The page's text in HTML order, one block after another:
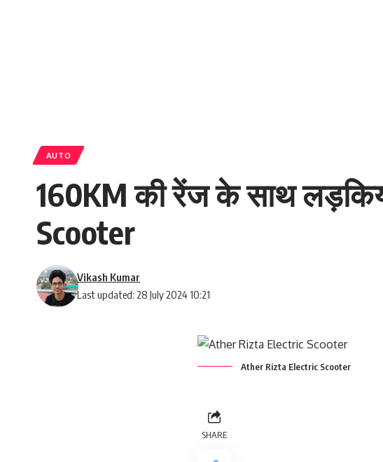
AUTO
160KM की रेंज के साथ
Scooter
Last updated: 28 July 2024 10:21
Vikash Kumar
Ather Rizta Electric Scooter
SHARE